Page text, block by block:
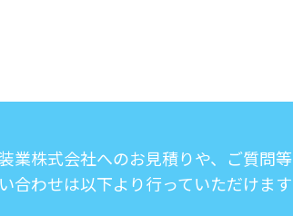
業株式会社へのお見積りや、ご質問等
合わせは以下より行っていただけます